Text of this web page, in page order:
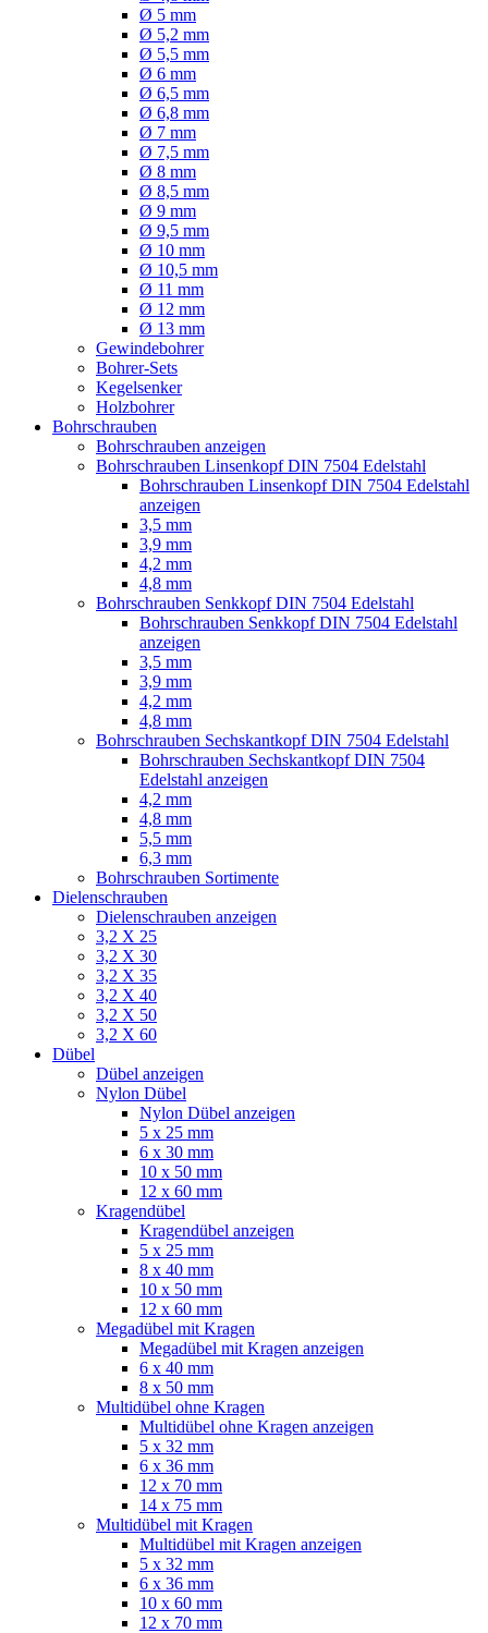
Ø 5 mm
Ø 5,2 mm
Ø 5,5 mm
Ø 6 mm
Ø 6,5 mm
Ø 6,8 mm
Ø 7 mm
Ø 7,5 mm
Ø 8 mm
Ø 8,5 mm
Ø 9 mm
Ø 9,5 mm
Ø 10 mm
Ø 10,5 mm
Ø 11 mm
Ø 12 mm
Ø 13 mm
Gewindebohrer
Bohrer-Sets
Kegelsenker
Holzbohrer
Bohrschrauben
Bohrschrauben anzeigen
Bohrschrauben Linsenkopf DIN 7504 Edelstahl
Bohrschrauben Linsenkopf DIN 7504 Edelstahl
anzeigen
3,5 mm
3,9 mm
4,2 mm
4,8 mm
Bohrschrauben Senkkopf DIN 7504 Edelstahl
Bohrschrauben Senkkopf DIN 7504 Edelstahl
anzeigen
3,5 mm
3,9 mm
4,2 mm
4,8 mm
Bohrschrauben Sechskantkopf DIN 7504 Edelstahl
Bohrschrauben Sechskantkopf DIN 7504
Edelstahl anzeigen
4,2 mm
4,8 mm
5,5 mm
6,3 mm
Bohrschrauben Sortimente
Dielenschrauben
Dielenschrauben anzeigen
3,2 X 25
3,2 X 30
3,2 X 35
3,2 X 40
3,2 X 50
3,2 X 60
Dübel
Dübel anzeigen
Nylon Dübel
Nylon Dübel anzeigen
5 x 25 mm
6 x 30 mm
10 x 50 mm
12 x 60 mm
Kragendübel
Kragendübel anzeigen
5 x 25 mm
8 x 40 mm
10 x 50 mm
12 x 60 mm
Megadübel mit Kragen
Megadübel mit Kragen anzeigen
6 x 40 mm
8 x 50 mm
Multidübel ohne Kragen
Multidübel ohne Kragen anzeigen
5 x 32 mm
6 x 36 mm
12 x 70 mm
14 x 75 mm
Multidübel mit Kragen
Multidübel mit Kragen anzeigen
5 x 32 mm
6 x 36 mm
10 x 60 mm
12 x 70 mm